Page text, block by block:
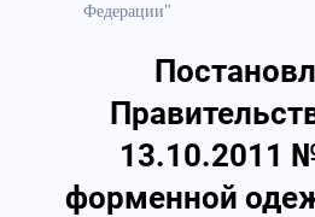
Федерации"
13.10.2011
форменной